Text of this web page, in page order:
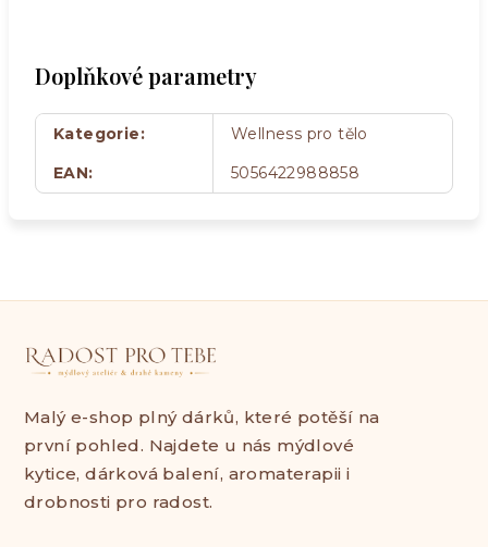
Doplňkové parametry
Kategorie:
Wellness pro tělo
EAN: 5056422988858
Malý e-shop plný dárků, které potěší na
první pohled. Najdete u nás mýdlové
kytice, dárková balení, aromaterapii i
drobnosti pro radost.